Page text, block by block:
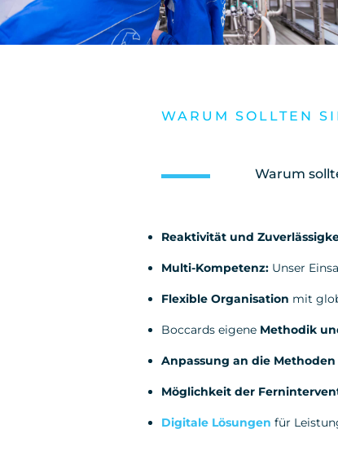
WARUM SOLLTEN
Warum
Reaktivität und
Multi-Kompetenz: Unser
Flexible Organisation mit
Boccards eigene Methodik
Anpassung an die
Möglichkeit der
Digitale Lösungen für